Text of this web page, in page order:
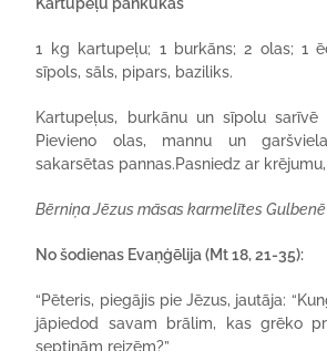
1 kg kartupeļu; 1 burkāns; 2 olas; 1
sīpols, sāls, pipars, baziliks.
Kartupeļus, burkānu un sīpolu sarīvē
Pievieno olas, mannu un
sakarsētas pannas.Pasniedz ar
Bērniņa Jēzus māsas karmelītes Gulbenē
No šodienas Evaņģēlija (Mt 18, 21-35):
“Pēteris, piegājis pie Jēzus, jautāja:
jāpiedod savam brālim, kas grēko
septiņām reizēm?”